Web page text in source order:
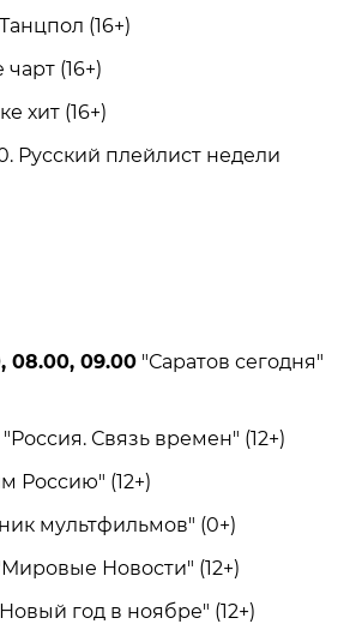
Танцпол (16+)
(16+)
хит (16+)
Русский плейлист недели
09.00 "Саратов сегодня"
"Россия. Связь времен" (12+)
Россию" (12+)
мультфильмов" (0+)
Новости" (12+)
год в ноябре" (12+)